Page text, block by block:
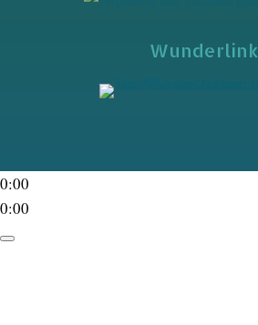
Wunderlink
0:00
0:00